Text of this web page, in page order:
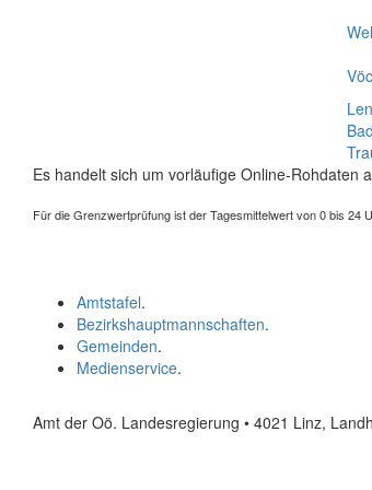
Es handelt sich um vorläufige Online-Rohdaten
Für die Grenzwertprüfung ist der Tagesmittelwert von 0 bis 24
Amtstafel.
Bezirkshauptmannschaften.
Gemeinden.
Medienservice.
Amt der Oö. Landesregierung • 4021 Linz,